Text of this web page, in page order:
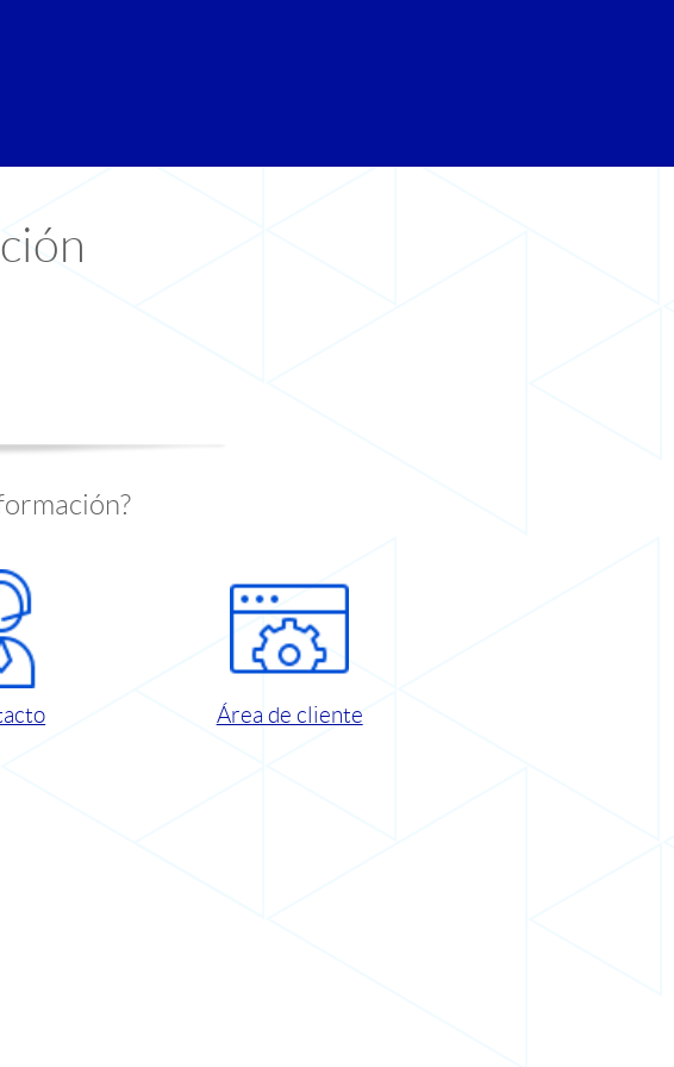
Área de cliente